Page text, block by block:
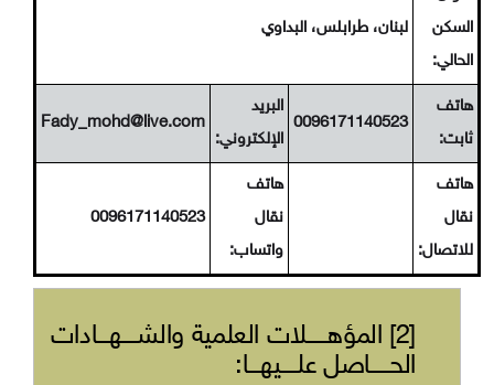
السكن
الحالي:
لبنان، طرابلس، البداوي
هاتف
ثابت:
0096171140523
البريد
الإلكتروني:
Fady_mohd@live.com
هاتف
نقال
للاتصال:
هاتف
نقال
واتساب:
0096171140523
[2] المؤهـــــلات العلمية والشــــهـــادات
الحـــــاصل علــــيهـــا: